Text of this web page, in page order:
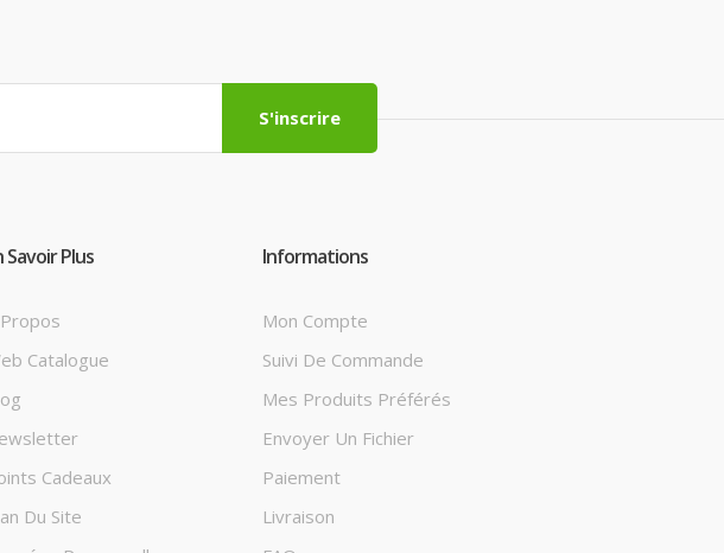
S'inscrire
Savoir Plus
Catalogue
Cadeaux
Du Site
Informations
Mon Compte
Suivi De Commande
Mes Produits Préférés
Envoyer Un Fichier
Paiement
Livraison